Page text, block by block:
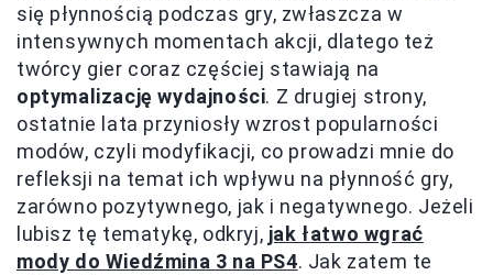
się płynnością podczas gry, zwłaszcza w
intensywnych momentach akcji, dlatego też
twórcy gier coraz częściej stawiają na
optymalizację wydajności. Z drugiej strony,
ostatnie lata przyniosły wzrost popularności
modów, czyli modyfikacji, co prowadzi mnie do
refleksji na temat ich wpływu na płynność gry,
zarówno pozytywnego, jak i negatywnego. Jeżeli
lubisz tę tematykę, odkryj, jak łatwo wgrać
mody do Wiedźmina 3 na PS4. Jak zatem te